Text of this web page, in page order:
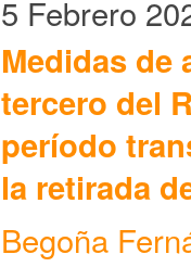
5 Febrero
Medidas de
tercero del
período
la retirada
Begoña